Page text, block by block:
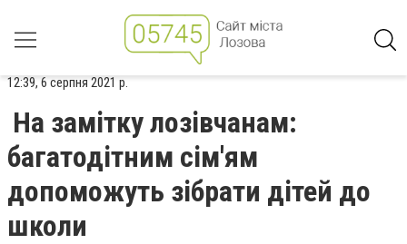
12:39, 6 серпня 2021 р.
На замітку лозівчанам:
багатодітним сім'ям
допоможуть зібрати дітей до
школи